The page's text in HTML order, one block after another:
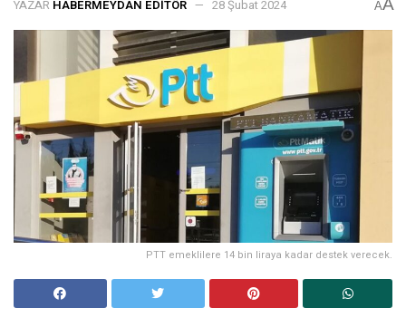
YAZAR HABERMEYDAN EDITÖR 28 Şubat 2024 AA
PTT emeklilere 14 bin liraya kadar destek verecek.